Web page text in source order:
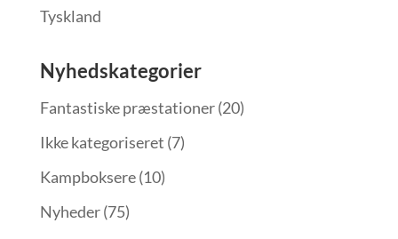
Tyskland
Nyhedskategorier
Fantastiske præstationer(20)
Ikke kategoriseret (7)
Kampboksere(10)
Nyheder(75)